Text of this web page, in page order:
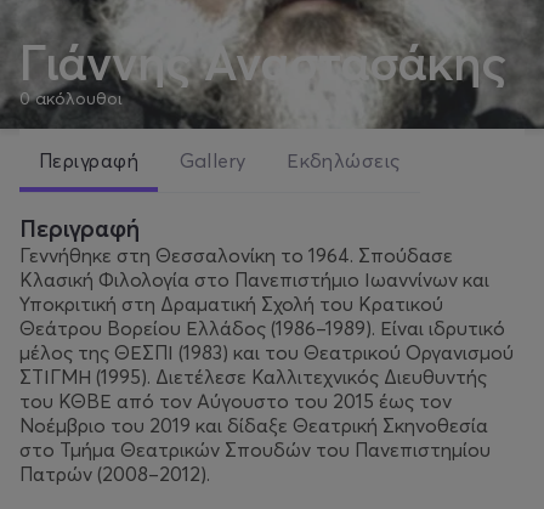
Γιάννης Αναστασάκης
0 ακόλουθοι
Περιγραφή Gallery Εκδηλώσεις
Περιγραφή
Γεννήθηκε στη Θεσσαλονίκη το 1964. Σπούδασε
Κλασική Φιλολογία στο Πανεπιστήμιο Ιωαννίνων και
Υποκριτική στη Δραματική Σχολή του Κρατικού
Θεάτρου Βορείου Ελλάδος (1986–1989). Είναι ιδρυτικό
μέλος της ΘΕΣΠΙ (1983) και του Θεατρικού Οργανισμού
ΣΤΙΓΜΗ (1995). Διετέλεσε Καλλιτεχνικός Διευθυντής
του ΚΘΒΕ από τον Αύγουστο του 2015 έως τον
Νοέμβριο του 2019 και δίδαξε Θεατρική Σκηνοθεσία
στο Τμήμα Θεατρικών Σπουδών του Πανεπιστημίου
Πατρών (2008–2012).